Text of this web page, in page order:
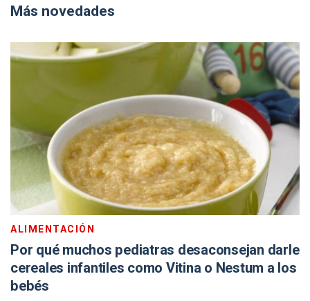
Más novedades
ALIMENTACIÓN
Por qué muchos pediatras desaconsejan darle
cereales infantiles como Vitina o Nestum a los
bebés